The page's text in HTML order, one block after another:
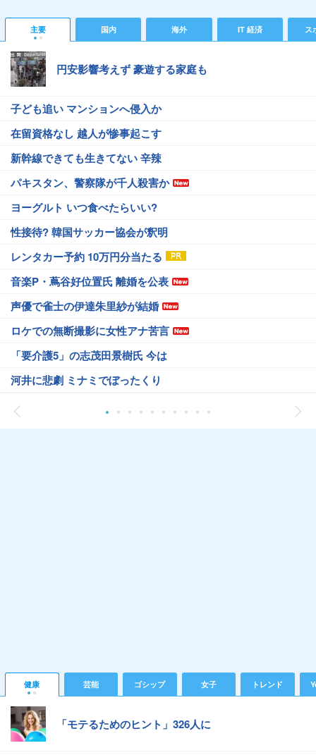
主要 国内 海外 IT 経済 ス
円安影響考えず 豪遊する家庭も
子ども追い マンションへ侵入か
在留資格なし 越人が惨事起こす
新幹線できても生きてない 辛辣
パキスタン、警察隊が千人殺害か
ヨーグルト いつ食べたらいい?
性接待? 韓国サッカー協会が釈明
レンタカー予約 10万円分当たる
音楽P・蔦谷好位置氏 離婚を公表
声優で雀士の伊達朱里紗が結婚
ロケでの無断撮影に女性アナ苦言
「要介護5」の志茂田景樹氏 今は
河井に悲劇 ミナミでぼったくり
健康 芸能 ゴシップ 女子 トレンド
「モテるためのヒント」326人に